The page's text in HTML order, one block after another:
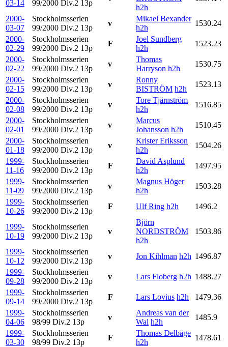
03-14 99/2000 Div.2 13p
h2h
2000-
03-07
Stockholmsserien
99/2000 Div.2 13p
v
Mikael Bexander
h2h
1530.24
2000-
02-29
Stockholmsserien
99/2000 Div.2 13p
F
Joel Sundberg
h2h
1523.23
2000-
02-22
Stockholmsserien
99/2000 Div.2 13p
v
Thomas
Harryson h2h
1530.75
2000-
02-15
Stockholmsserien
99/2000 Div.2 13p
v
Ronny
BISTRÖM h2h
1523.13
2000-
02-08
Stockholmsserien
99/2000 Div.2 13p
v
Tore Tjärnström
h2h
1516.85
2000-
02-01
Stockholmsserien
99/2000 Div.2 13p
v
Marcus
Johansson h2h
1510.45
2000-
01-18
Stockholmsserien
99/2000 Div.2 13p
v
Krister Eriksson
h2h
1504.26
1999-
11-16
Stockholmsserien
99/2000 Div.2 13p
F
David Asplund
h2h
1497.95
1999-
11-09
Stockholmsserien
99/2000 Div.2 13p
v
Magnus Höger
h2h
1503.28
1999-
10-26
Stockholmsserien
99/2000 Div.2 13p
F Ulf Ring h2h 1496.2
1999-
10-19
Stockholmsserien
99/2000 Div.2 13p
v
Björn
NORDSTRÖM
h2h
1503.86
1999-
10-12
Stockholmsserien
99/2000 Div.2 13p
v Jon Kihlman h2h 1496.87
1999-
09-28
Stockholmsserien
99/2000 Div.2 13p
v Lars Floberg h2h 1488.27
1999-
09-14
Stockholmsserien
99/2000 Div.2 13p
F Lars Lovius h2h
1479.36
1999-
04-06
Stockholmsserien
98/99 Div.2 13p
v
Andreas van der
Wal h2h
1485.9
1999-
03-30
Stockholmsserien
98/99 Div.2 13p
F
Thomas Delbåge
h2h
1478.61